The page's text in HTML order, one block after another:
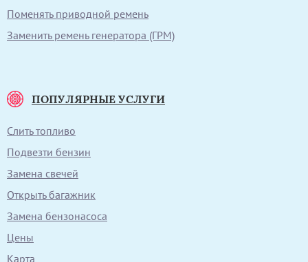
Поменять приводной ремень
Заменить ремень генератора (ГРМ)
ПОПУЛЯРНЫЕ УСЛУГИ
Слить топливо
Подвезти бензин
Замена свечей
Открыть багажник
Замена бензонасоса
Цены
Карта